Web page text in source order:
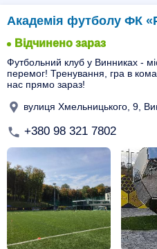
Академія футболу ФК
Відчинено зараз
Футбольний клуб у Винниках -
перемог! Тренування, гра в
нас прямо зараз!
вулиця Хмельницького, 9,
+380 98 321 7802